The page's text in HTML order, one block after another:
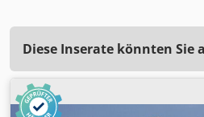
Diese Inserate könnten Sie